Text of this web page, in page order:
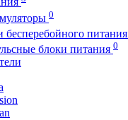
0
бесперебойного питания
блоки питания 0